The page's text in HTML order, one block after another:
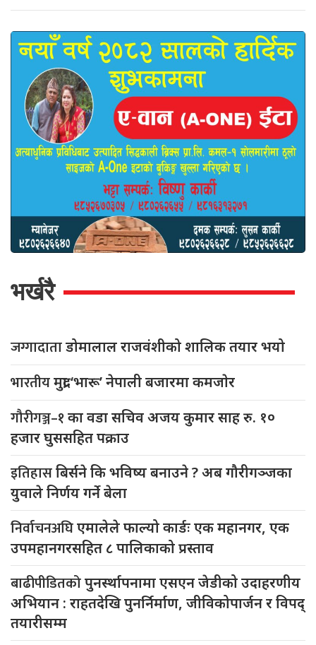
भर्खरै
जग्गादाताडोमालाल राजवंशीको शालिक तयार भयो
भारतीयमुद्रा ‘भारू’ नेपाली बजारमा कमजाेर
गौरीगञ्ज–१का वडा सचिव अजय कुमार साह रु. १०
हजार घुससहित पक्राउ
इतिहासबिर्सने कि भविष्य बनाउने ? अब गौरीगञ्जका
युवाले निर्णय गर्ने बेला
निर्वाचनअघिएमालेले फाल्यो कार्डः एक महानगर, एक
उपमहानगरसहित ८ पालिकाको प्रस्ताव
बाढीपीडितकोपुनर्स्थापनामा एसएन जेडीको उदाहरणीय
अभियान : राहतदेखि पुनर्निर्माण, जीविकोपार्जन र विपद्
तयारीसम्म